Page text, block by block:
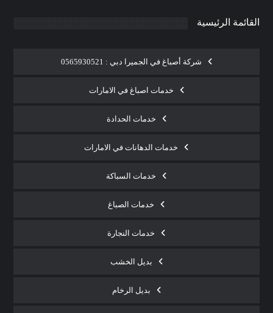
القائمة الرئيسية
شركة أصباغ في الجميرا دبي : 0565930521
خدمات اصباغ في الامارات
خدمات الحدادة
خدمات الدهانات في الامارات
خدمات السباكة
خدمات الصباغ
خدمات النجارة
بديل الخشب
بديل الرخام